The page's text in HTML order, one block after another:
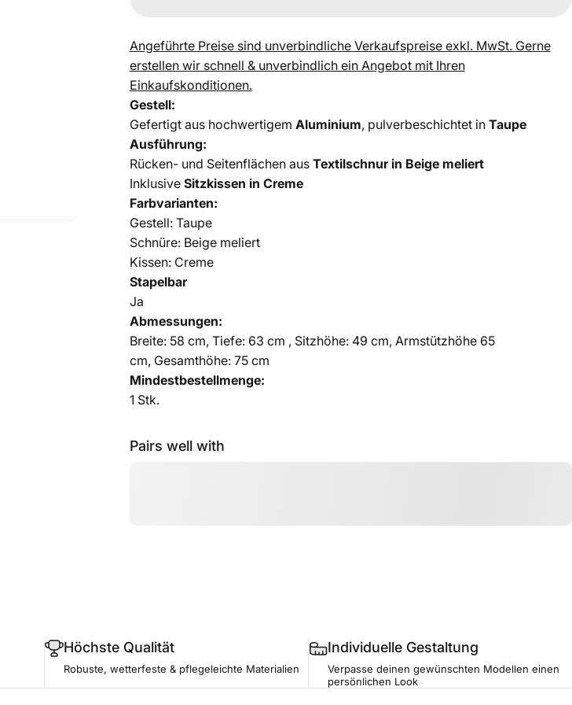
Angeführte Preise sind unverbindliche Verkaufspreiseexkl. MwSt. Gerne
erstellen wir schnell & unverbindlich ein Angebot mit Ihren
Einkaufskonditionen.
Gestell:
Gefertigt aus hochwertigem Aluminium, pulverbeschichtet in Taupe
Ausführung:
Rücken- und Seitenflächen aus Textilschnur in Beige meliert
Inklusive Sitzkissen in Creme
Farbvarianten:
Gestell: Taupe
Schnüre: Beige meliert
Kissen: Creme
Stapelbar
Ja
Abmessungen:
Breite: 58 cm, Tiefe: 63 cm , Sitzhöhe: 49 cm, Armstützhöhe 65
cm, Gesamthöhe: 75 cm
Mindestbestellmenge:
1 Stk.
Pairs well with
Höchste Qualität
Robuste, wetterfeste & pflegeleichte Materialien
Individuelle Gestaltung
Verpasse deinen gewünschten Modellen einen
persönlichen Look